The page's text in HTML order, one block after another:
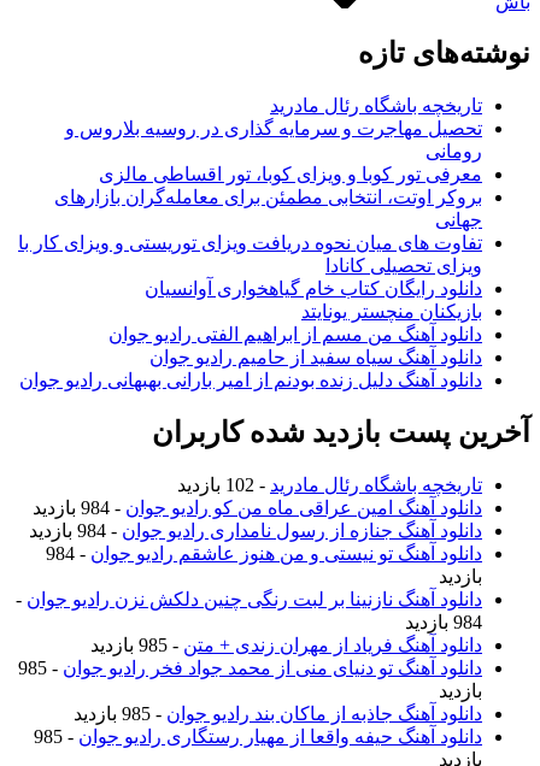
نوشته‌های تازه
تاریخچه باشگاه رئال مادرید
تحصیل مهاجرت و سرمایه گذاری در روسیه بلاروس و
رومانی
معرفی تور کوبا و ویزای کوبا، تور اقساطی مالزی
بروکر اوتت، انتخابی مطمئن برای معامله‌گران بازارهای
جهانی
تفاوت های میان نحوه دریافت ویزای توریستی و ویزای کار با
ویزای تحصیلی کانادا
دانلود رایگان کتاب خام گیاهخواری آوانسیان
بازیکنان منچستر یونایتد
دانلود آهنگ من مسم از ابراهیم الفتی رادیو جوان
دانلود آهنگ سیاه سفید از حامیم رادیو جوان
دانلود آهنگ دلیل زنده بودنم از امیر بارانی بهبهانی رادیو جوان
آخرین پست بازدید شده کاربران
تاریخچه باشگاه رئال مادرید - 102 بازدید
دانلود آهنگ امین عراقی ماه من کو رادیو جوان - 984 بازدید
دانلود آهنگ جنازه از رسول نامداری رادیو جوان - 984 بازدید
دانلود آهنگ تو نیستی و من هنوز عاشقم رادیو جوان
- 984
بازدید
دانلود آهنگ نازنینا بر لبت رنگی چنین دلکش نزن رادیو جوان -
984 بازدید
دانلود آهنگ فریاد از مهران زندی + متن - 985 بازدید
دانلود آهنگ تو دنیای منی از محمد جواد فخر رادیو جوان
- 985
بازدید
دانلود آهنگ جاذبه از ماکان بند رادیو جوان - 985 بازدید
دانلود آهنگ حیفه واقعا از مهیار رستگاری رادیو جوان
- 985
بازدید